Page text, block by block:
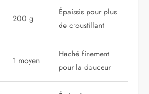
200 g
Épaissis pour plus
de croustillant
1 moyen
Haché finement
pour la douceur